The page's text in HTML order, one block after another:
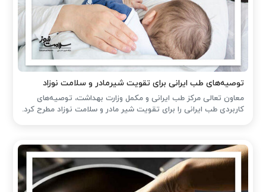
توصیه‌های طب ایرانی برای تقویت شیرمادر و سلامت نوزاد
معاون تعالی مرکز طب ایرانی و مکمل وزارت بهداشت، توصیه‌های
کاربردی طب ایرانی را برای تقویت شیر مادر و سلامت نوزاد مطرح کرد.